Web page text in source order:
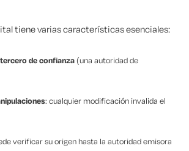
tiene varias características esenciales:
de confianza(una autoridad de
: cualquier modificación invalida el
verificar su origen hasta la autoridad emisora